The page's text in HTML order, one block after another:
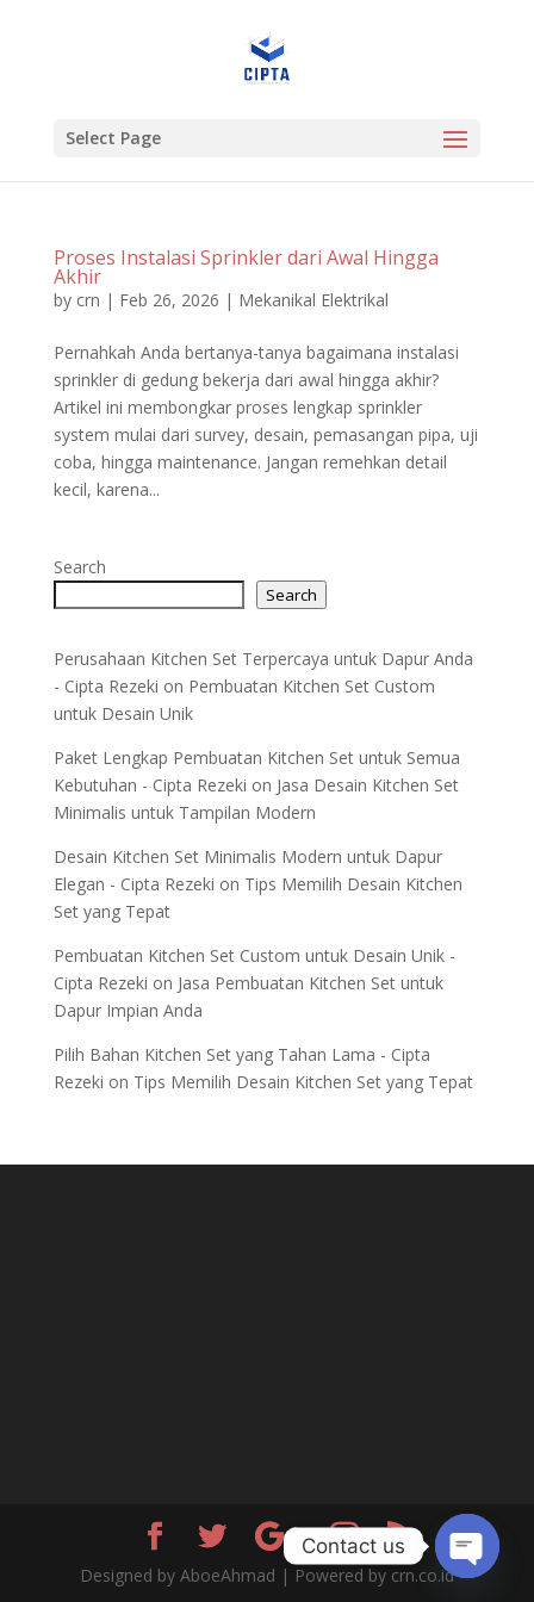
Select Page
Proses Instalasi Sprinkler dari Awal Hingga
Akhir
by crn | Feb 26, 2026 | Mekanikal Elektrikal
Pernahkah Anda bertanya-tanya bagaimana instalasi
sprinkler di gedung bekerja dari awal hingga akhir?
Artikel ini membongkar proses lengkap sprinkler
system mulai dari survey, desain, pemasangan pipa, uji
coba, hingga maintenance. Jangan remehkan detail
kecil, karena...
Search
Search
Perusahaan Kitchen Set Terpercaya untuk Dapur Anda
- Cipta Rezeki on Pembuatan Kitchen Set Custom
untuk Desain Unik
Paket Lengkap Pembuatan Kitchen Set untuk Semua
Kebutuhan - Cipta Rezeki on Jasa Desain Kitchen Set
Minimalis untuk Tampilan Modern
Desain Kitchen Set Minimalis Modern untuk Dapur
Elegan - Cipta Rezeki on Tips Memilih Desain Kitchen
Set yang Tepat
Pembuatan Kitchen Set Custom untuk Desain Unik -
Cipta Rezeki on Jasa Pembuatan Kitchen Set untuk
Dapur Impian Anda
Pilih Bahan Kitchen Set yang Tahan Lama - Cipta
Rezeki on Tips Memilih Desain Kitchen Set yang Tepat
Designed by AboeAhmad | Powered by crn.co.id
Contact us